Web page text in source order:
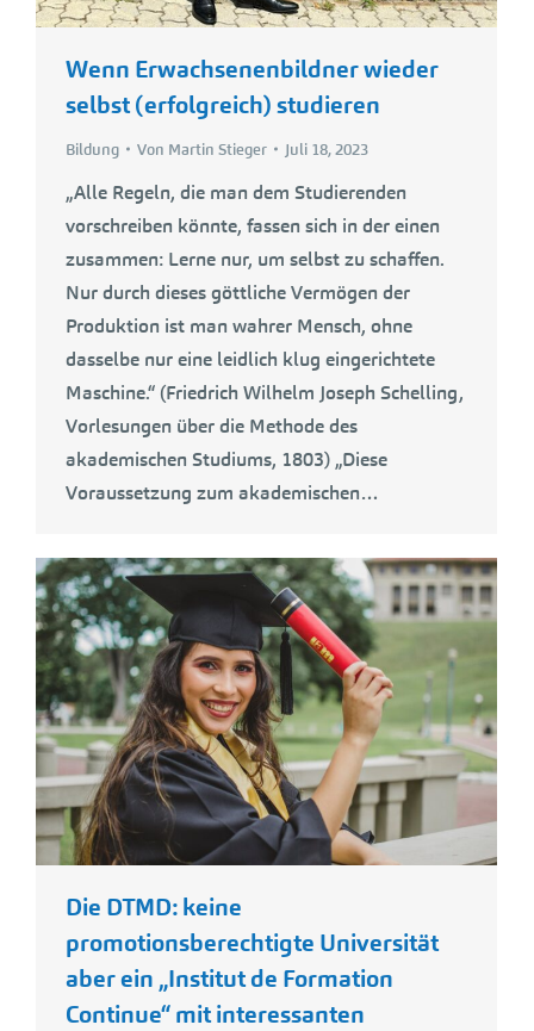
Wenn Erwachsenenbildner wieder
selbst (erfolgreich) studieren
Bildung Von Martin Stieger Juli 18, 2023
„Alle Regeln, die man dem Studierenden
vorschreiben könnte, fassen sich in der einen
zusammen: Lerne nur, um selbst zu schaffen.
Nur durch dieses göttliche Vermögen der
Produktion ist man wahrer Mensch, ohne
dasselbe nur eine leidlich klug eingerichtete
Maschine.“ (Friedrich Wilhelm Joseph Schelling,
Vorlesungen über die Methode des
akademischen Studiums, 1803) „Diese
Voraussetzung zum akademischen…
Die DTMD: keine
promotionsberechtigte Universität
aber ein „Institut de Formation
Continue“ mit interessanten